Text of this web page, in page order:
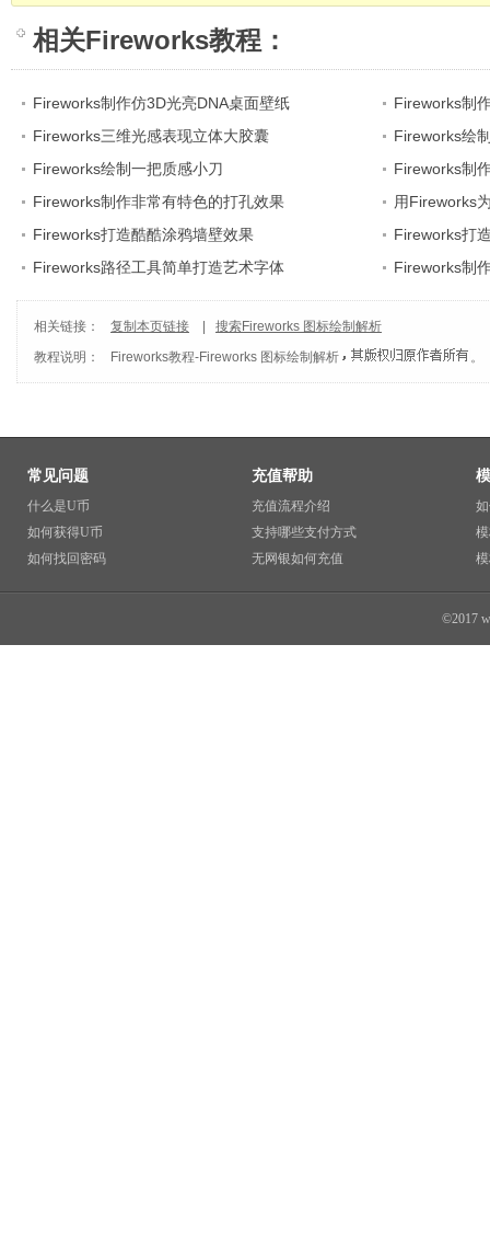
相关Fireworks教程 ：
Fireworks制作仿3D光亮DNA桌面壁纸
Fireworks制
Fireworks三维光感表现立体大胶囊
Fireworks绘
Fireworks绘制一把质感小刀
Fireworks制
Fireworks制作非常有特色的打孔效果
用Fireworks
Fireworks打造酷酷涂鸦墙壁效果
Fireworks打
Fireworks路径工具简单打造艺术字体
Fireworks制
相关链接： 复制本页链接
搜索Fireworks 图标绘制解析
教程说明：
Fireworks教程-Fireworks 图标绘制解析 。
常见问题
什么是U币
如何获得U币
如何找回密码
充值帮助
充值流程介绍
支持哪些支付方式
无网银如何充值
©2017